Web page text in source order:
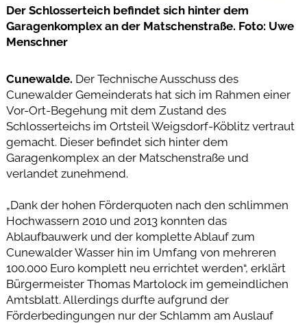
Der Schlosserteich befindet sich hinter dem
Garagenkomplex an der Matschenstraße. Foto: Uwe
Menschner
Cunewalde. Der Technische Ausschuss des
Cunewalder Gemeinderats hat sich im Rahmen einer
Vor-Ort-Begehung mit dem Zustand des
Schlosserteichs im Ortsteil Weigsdorf-Köblitz vertraut
gemacht. Dieser befindet sich hinter dem
Garagenkomplex an der Matschenstraße und
verlandet zunehmend.
„Dank der hohen Förderquoten nach den schlimmen
Hochwassern 2010 und 2013 konnten das
Ablaufbauwerk und der komplette Ablauf zum
Cunewalder Wasser hin im Umfang von mehreren
100.000 Euro komplett neu errichtet werden“, erklärt
Bürgermeister Thomas Martolock im gemeindlichen
Amtsblatt. Allerdings durfte aufgrund der
Förderbedingungen nur der Schlamm am Auslauf